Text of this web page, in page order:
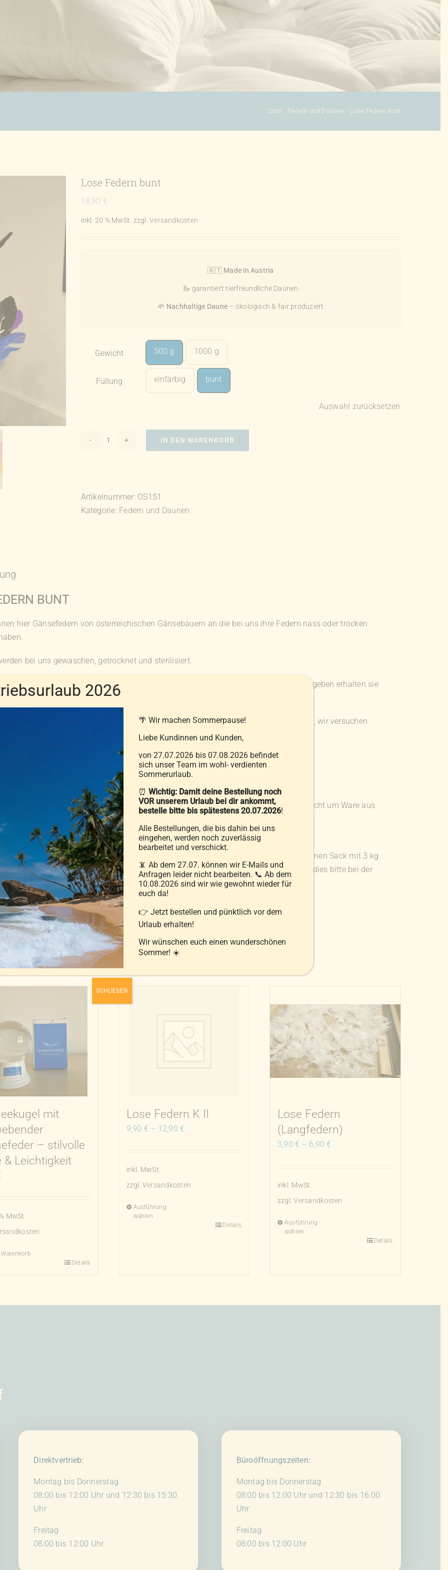
Start - Federn und Daunen - Lose Federn bunt
Lose Federn bunt
18,90 €
inkl. 20 % MwSt. zzgl.Versandkosten
🇦🇹 Made in Austria
🦢 garantiert tierfreundliche Daunen
🌱 Nachhaltige Daune – ökologisch & fair produziert
Gewicht 500 g 1000 g
Füllung einfärbig bunt
Auswahl zurücksetzen
IN DEN WARENKORB
Artikelnummer: OS151
Kategorie: Federn und Daunen
BUNT
hier Gänsefedern von österreichischen Gänsebauern an die bei uns ihre Federn nass oder trocken
bei uns gewaschen, getrocknet und sterilisiert.
diese nach Bestelleingang eingefärbt. Wenn Sie nichts weiter bei der Bestellung angeben erhalten sie
an Federn.
auswählen bei der Bestellung im Feld „Anmerkungen“ den Farbwunsch angeben, wir versuchen
geeignet zum Basteln oder als Deko.
von uns angebotenen Federn und Daunen garantiert unser Lieferant, dass es sich nicht um Ware aus
Abfüllung:
Bestellmenge wird in einem Sack abgefüllt d. h. wenn Sie 3 kg bestellen erhalten Sie einen Sack mit 3 kg
Sollten Sie aber beispielsweise 3 Säcke zu jeweils 1 kg wünschen vermerken Sie dies bitte bei der
Feld „Anmerkungen“. Vielen Dank.
mit
– stilvolle
& Leichtigkeit
MwSt.
Details
Lose Federn K II
9,90 € – 12,90€
inkl. MwSt.
zzgl. Versandkosten
Ausführung
wählen
Die
Details
Lose Federn
(Langfedern)
3,90€ – 6,90€
inkl. MwSt.
zzgl.Versandkosten
Ausführung
wählen
Details
Direktvertrieb:
Montag bis Donnerstag
08:00 bis 12:00 Uhr und 12:30 bis 15:30
Uhr
Freitag
08:00 bis 12:00 Uhr
Büroöffnungszeiten:
Montag bis Donnerstag
08:00 bis 12:00 Uhr und 12:30 bis 16:00
Uhr
Freitag
08:00 bis 12:00 Uhr
2026
🌴 Wir machen Sommerpause!
Liebe Kundinnen und Kunden,
von 27.07.2026 bis 07.08.2026 befindet
sich unser Team im wohl- verdienten
Sommerurlaub.
⏰ Wichtig: Damit deine Bestellung noch
VOR unserem Urlaub bei dir ankommt,
bestelle bitte bis spätestens 20.07.2026!
Alle Bestellungen, die bis dahin bei uns
eingehen, werden noch zuverlässig
bearbeitet und verschickt.
📵 Ab dem 27.07. können wir E-Mails und
Anfragen leider nicht bearbeiten. 📞 Ab dem
10.08.2026 sind wir wie gewohnt wieder für
euch da!
👉 Jetzt bestellen und pünktlich vor dem
Urlaub erhalten!
Wir wünschen euch einen wunderschönen
Sommer! ☀️
SCHLIEẞEN